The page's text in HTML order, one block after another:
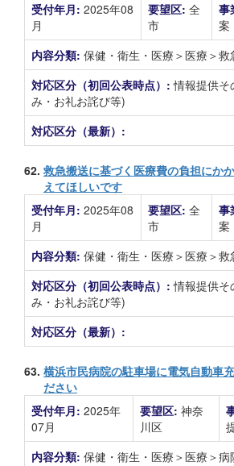
受付年月: 2025年08
月
要望区: 全
市
事
案
内容分類: 保健・衛生・医療＞医療＞救
対応区分（初回公表時点）:情報提供そ
み・お礼お詫び等)
対応区分（最新）:
62. 救急搬送に基づく医療費の負担にか
えてほしいです
受付年月: 2025年08
月
要望区: 全
市
事
案
内容分類: 保健・衛生・医療＞医療＞救
対応区分（初回公表時点）:情報提供そ
み・お礼お詫び等)
対応区分（最新）:
63. 横浜市民病院の駐車場に電気自動車
ださい
受付年月: 2025年
07月
要望区: 神奈
川区
内容分類: 保健・衛生・医療＞医療＞